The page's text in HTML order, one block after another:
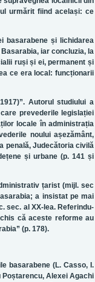
urmărit fiind același: ce
basarabene și lichidarea
iar concluzia, la
ruși și ei, permanent și
ce era local: funcționarii
Autorul studiului a
prevederile legislației
locale în administrația
noului așezământ,
penală, Judecătoria civilă
și urbane (p. 141 și
țarist (mijl. sec
a insistat pe mai
sec. al XX-lea. Referindu-
că aceste reforme au
(p. 178).
basarabene (L. Casso, I.
Poștarencu, Alexei Agachi